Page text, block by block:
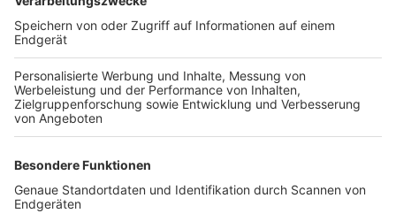
TOP-VEREINE
TOP-PARTNER